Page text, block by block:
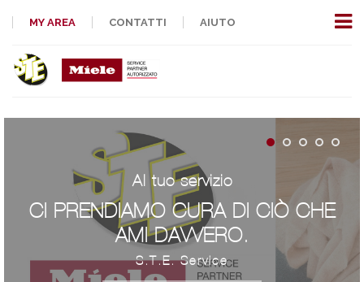
MY AREA CONTATTI AIUTO
Al tuo servizio
CI PRENDIAMO CURA DI CIÒ CHE
AMI DAVVERO.
S.T.E. Service